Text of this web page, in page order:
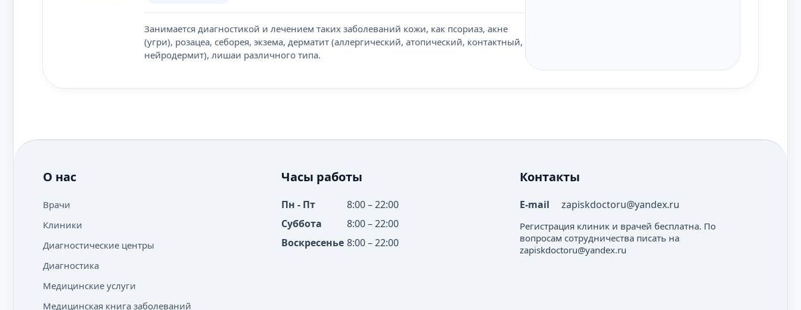
Занимается диагностикой и лечением таких заболеваний кожи, как псориаз, акне
(угри), розацеа, себорея, экзема, дерматит (аллергический, атопический, контактный,
нейродермит), лишаи различного типа.
О нас
Врачи
Клиники
Диагностические центры
Диагностика
Медицинские услуги
Медицинская книга заболеваний
Часы работы
Пн - Пт
8:00 – 22:00
Суббота
8:00 – 22:00
Воскресенье 8:00 – 22:00
Контакты
E-mail zapiskdoctoru@yandex.ru
Регистрация клиник и врачей бесплатна. По
вопросам сотрудничества писать на
zapiskdoctoru@yandex.ru